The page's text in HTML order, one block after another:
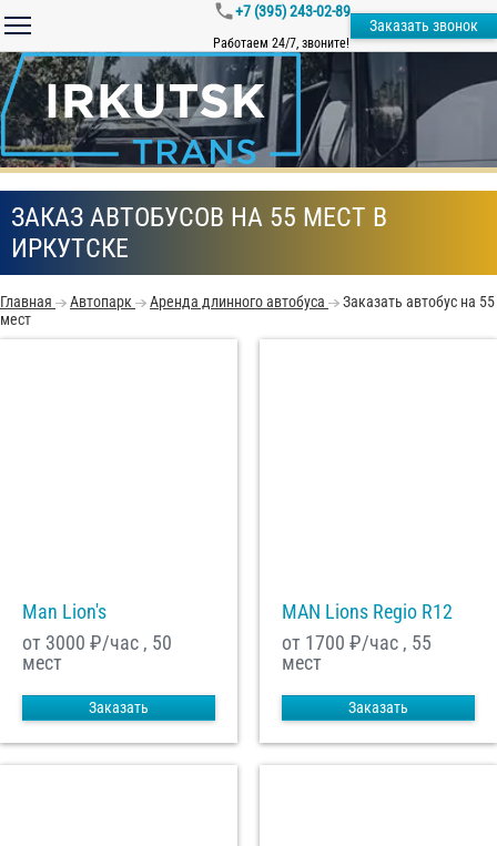
+7 (395) 243-02-89
Работаем 24/7, звоните!
Заказать звонок
ЗАКАЗ АВТОБУСОВ НА 55 МЕСТ В
ИРКУТСКЕ
Главная Автопарк Аренда длинного автобуса
Заказать автобус на 55
мест
Man Lion's
от 3000 ₽/час , 50
мест
Заказать
MAN Lions Regio R12
от 1700 ₽/час , 55
мест
Заказать
Отправить заказ